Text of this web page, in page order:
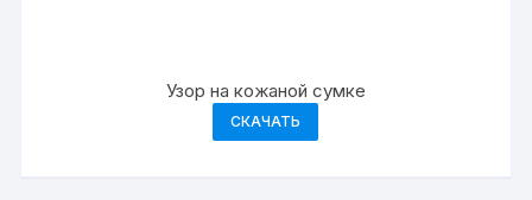
Узор на кожаной сумке
СКАЧАТЬ